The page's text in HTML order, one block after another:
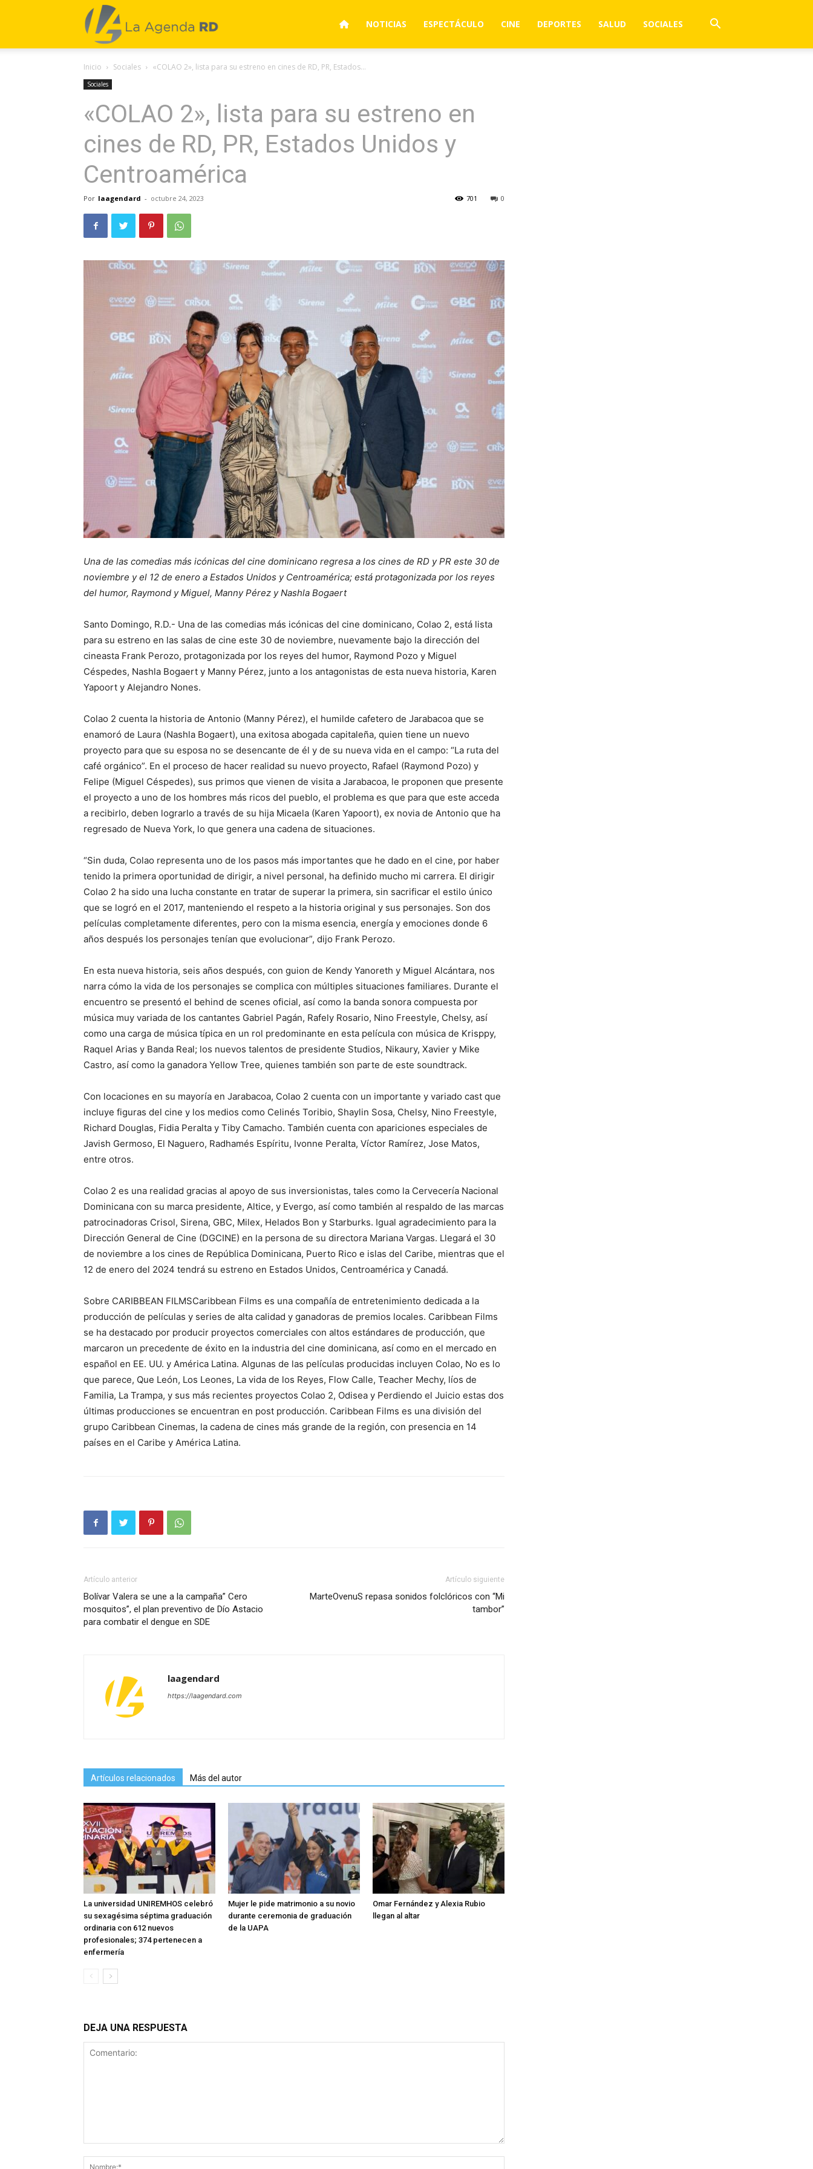
La
Agenda
RD
NOTICIAS ESPECTÁCULO CINE DEPORTES SALUD SOCIALES
Inicio Sociales «COLAO 2», lista para su estreno en cines de RD, PR, Estados...
Sociales
«COLAO 2», lista para su estreno en
cines de RD, PR, Estados Unidos y
Centroamérica
Por laagendard - octubre 24, 2023 0
701
Una de las comedias más icónicas del cine dominicano regresa a los cines de RD y PR este 30 de
noviembre y el 12 de enero a Estados Unidos y Centroamérica; está protagonizada por los reyes
del humor, Raymond y Miguel, Manny Pérez y Nashla Bogaert
Santo Domingo, R.D.- Una de las comedias más icónicas del cine dominicano, Colao 2, está lista
para su estreno en las salas de cine este 30 de noviembre, nuevamente bajo la dirección del
cineasta Frank Perozo, protagonizada por los reyes del humor, Raymond Pozo y Miguel
Céspedes, Nashla Bogaert y Manny Pérez, junto a los antagonistas de esta nueva historia, Karen
Yapoort y Alejandro Nones.
Colao 2 cuenta la historia de Antonio (Manny Pérez), el humilde cafetero de Jarabacoa que se
enamoró de Laura (Nashla Bogaert), una exitosa abogada capitaleña, quien tiene un nuevo
proyecto para que su esposa no se desencante de él y de su nueva vida en el campo: “La ruta del
café orgánico”. En el proceso de hacer realidad su nuevo proyecto, Rafael (Raymond Pozo) y
Felipe (Miguel Céspedes), sus primos que vienen de visita a Jarabacoa, le proponen que presente
el proyecto a uno de los hombres más ricos del pueblo, el problema es que para que este acceda
a recibirlo, deben lograrlo a través de su hija Micaela (Karen Yapoort), ex novia de Antonio que ha
regresado de Nueva York, lo que genera una cadena de situaciones.
“Sin duda, Colao representa uno de los pasos más importantes que he dado en el cine, por haber
tenido la primera oportunidad de dirigir, a nivel personal, ha definido mucho mi carrera. El dirigir
Colao 2 ha sido una lucha constante en tratar de superar la primera, sin sacrificar el estilo único
que se logró en el 2017, manteniendo el respeto a la historia original y sus personajes. Son dos
películas completamente diferentes, pero con la misma esencia, energía y emociones donde 6
años después los personajes tenían que evolucionar”, dijo Frank Perozo.
En esta nueva historia, seis años después, con guion de Kendy Yanoreth y Miguel Alcántara, nos
narra cómo la vida de los personajes se complica con múltiples situaciones familiares. Durante el
encuentro se presentó el behind de scenes oficial, así como la banda sonora compuesta por
música muy variada de los cantantes Gabriel Pagán, Rafely Rosario, Nino Freestyle, Chelsy, así
como una carga de música típica en un rol predominante en esta película con música de Krisppy,
Raquel Arias y Banda Real; los nuevos talentos de presidente Studios, Nikaury, Xavier y Mike
Castro, así como la ganadora Yellow Tree, quienes también son parte de este soundtrack.
Con locaciones en su mayoría en Jarabacoa, Colao 2 cuenta con un importante y variado cast que
incluye figuras del cine y los medios como Celinés Toribio, Shaylin Sosa, Chelsy, Nino Freestyle,
Richard Douglas, Fidia Peralta y Tiby Camacho. También cuenta con apariciones especiales de
Javish Germoso, El Naguero, Radhamés Espíritu, Ivonne Peralta, Víctor Ramírez, Jose Matos,
entre otros.
Colao 2 es una realidad gracias al apoyo de sus inversionistas, tales como la Cervecería Nacional
Dominicana con su marca presidente, Altice, y Evergo, así como también al respaldo de las marcas
patrocinadoras Crisol, Sirena, GBC, Milex, Helados Bon y Starburks. Igual agradecimiento para la
Dirección General de Cine (DGCINE) en la persona de su directora Mariana Vargas. Llegará el 30
de noviembre a los cines de República Dominicana, Puerto Rico e islas del Caribe, mientras que el
12 de enero del 2024 tendrá su estreno en Estados Unidos, Centroamérica y Canadá.
Sobre CARIBBEAN FILMSCaribbean Films es una compañía de entretenimiento dedicada a la
producción de películas y series de alta calidad y ganadoras de premios locales. Caribbean Films
se ha destacado por producir proyectos comerciales con altos estándares de producción, que
marcaron un precedente de éxito en la industria del cine dominicana, así como en el mercado en
español en EE. UU. y América Latina. Algunas de las películas producidas incluyen Colao, No es lo
que parece, Que León, Los Leones, La vida de los Reyes, Flow Calle, Teacher Mechy, líos de
Familia, La Trampa, y sus más recientes proyectos Colao 2, Odisea y Perdiendo el Juicio estas dos
últimas producciones se encuentran en post producción. Caribbean Films es una división del
grupo Caribbean Cinemas, la cadena de cines más grande de la región, con presencia en 14
países en el Caribe y América Latina.
Artículo anterior
Bolívar Valera se une a la campaña” Cero
mosquitos”, el plan preventivo de Dío Astacio
para combatir el dengue en SDE
Artículo siguiente
MarteOvenuS repasa sonidos folclóricos con “Mi
tambor”
laagendard
https://laagendard.com
Artículos relacionados Más del autor
La universidad UNIREMHOS celebró
su sexagésima séptima graduación
ordinaria con 612 nuevos
profesionales; 374 pertenecen a
enfermería
Mujer le pide matrimonio a su novio
durante ceremonia de graduación
de la UAPA
Omar Fernández y Alexia Rubio
llegan al altar
DEJA UNA RESPUESTA